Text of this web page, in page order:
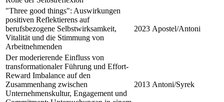
"Three good things": Auswirkungen
positiven Reflektierens auf
berufsbezogene Selbstwirksamkeit,
Vitalität und die Stimmung von
Arbeitnehmenden
2023 Apostel/Antoni
Der moderierende Einfluss von
transformationaler Führung und Effort-
Reward Imbalance auf den
Zusammenhang zwischen
Unternehmenskultur, Engagement und
2013 Antoni/Syrek